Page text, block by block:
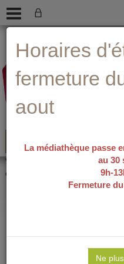
menu
contenu
recherche
Vous êtes ici :
Détail
document
Le
Horaires
fermeture
aout
La médiathèque passe
au 30
9h-
Fermeture
Ne